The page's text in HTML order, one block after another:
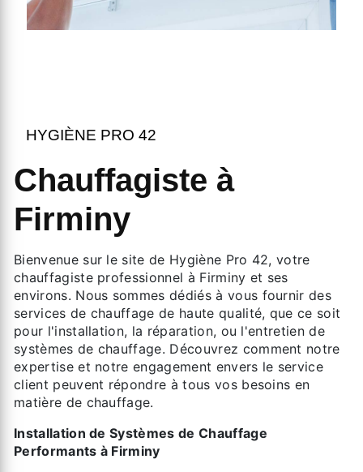
HYGIÈNE PRO 42
Chauffagiste à
Firminy
Bienvenue sur le site de Hygiène Pro 42, votre
chauffagiste professionnel à Firminy et ses
environs. Nous sommes dédiés à vous fournir des
services de chauffage de haute qualité, que ce soit
pour l'installation, la réparation, ou l'entretien de
systèmes de chauffage. Découvrez comment notre
expertise et notre engagement envers le service
client peuvent répondre à tous vos besoins en
matière de chauffage.
Installation de Systèmes de Chauffage
Performants à Firminy